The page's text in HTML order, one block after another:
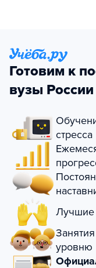
Готовим к
вузы России
стресса
Лучшие
уровню